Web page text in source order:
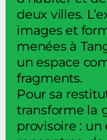
deux villes.
images et
menées à
un espace
fragments.
Pour sa
transforme la
provisoire : un